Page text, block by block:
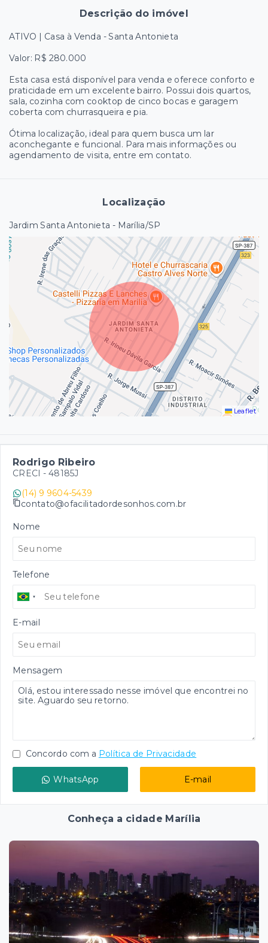
Descrição do imóvel
ATIVO | Casa à Venda - Santa Antonieta
Valor: R$ 280.000
Esta casa está disponível para venda e oferece conforto e
praticidade em um excelente bairro. Possui dois quartos,
sala, cozinha com cooktop de cinco bocas e garagem
coberta com churrasqueira e pia.
Ótima localização, ideal para quem busca um lar
aconchegante e funcional. Para mais informações ou
agendamento de visita, entre em contato.
Localização
Jardim Santa Antonieta - Marília/SP
Leaflet
Rodrigo Ribeiro
CRECI - 48185J
(14) 9 9604-5439
contato@ofacilitadordesonhos.com.br
Nome
Telefone
E-mail
Mensagem
Concordo com a Política de Privacidade
WhatsApp E-mail
Conheça a cidade Marília